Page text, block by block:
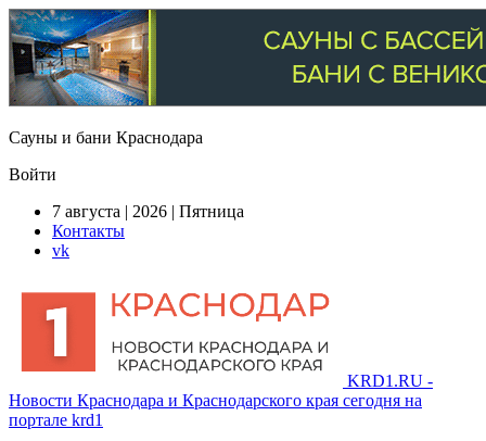
Сауны и бани Краснодара
Войти
7 августа | 2026 | Пятница
Контакты
vk
KRD1.RU -
Новости Краснодара и Краснодарского края сегодня на
портале krd1